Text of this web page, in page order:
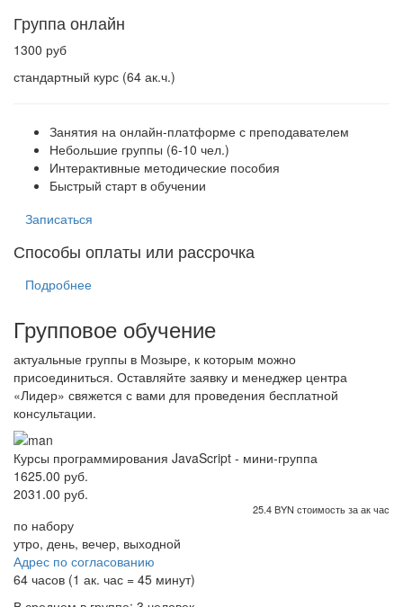
Группа онлайн
1300 руб
стандартный курс (64 ак.ч.)
Занятия на онлайн-платформе с преподавателем
Небольшие группы (6-10 чел.)
Интерактивные методические пособия
Быстрый старт в обучении
Записаться
Способы оплаты или рассрочка
Подробнее
Групповое обучение
актуальные группы в Мозыре, к которым можно
присоединиться. Оставляйте заявку и менеджер центра
«Лидер» свяжется с вами для проведения бесплатной
консультации.
Курсы программирования JavaScript - мини-группа
1625.00 руб.
2031.00 руб.
25.4 BYN стоимость за ак час
по набору
утро, день, вечер, выходной
Адрес по согласованию
64 часов (1 ак. час = 45 минут)